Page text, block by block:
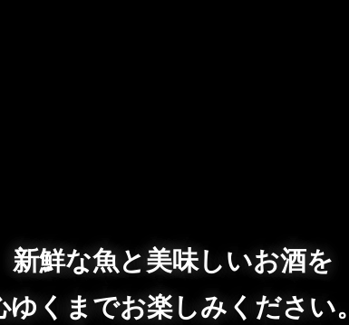
新鮮な魚と美味しいお酒を
ゆくまでお楽しみください。